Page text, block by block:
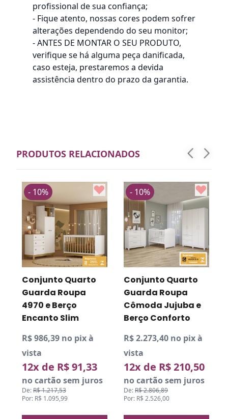
profissional de sua confiança;
- Fique atento, nossas cores podem sofrer
alterações dependendo do seu monitor;
- ANTES DE MONTAR O SEU PRODUTO,
verifique se há alguma peça danificada,
caso esteja, prestaremos a devida
assistência dentro do prazo da garantia.
PRODUTOS RELACIONADOS
Conjunto Quarto
Guarda Roupa
4970 e Berço
Encanto Slim
R$ 986,39 no pix à
vista
12x de R$ 91,33
no cartão sem juros
De:R$ 1.217,53
Por: R$ 1.095,99
- 10%
Conjunto Quarto
Guarda Roupa
Cômoda Jujuba e
Berço Conforto
R$ 2.273,40 no pix à
vista
12x de R$ 210,50
no cartão sem juros
De:R$ 2.806,89
Por: R$ 2.526,00
- 10%